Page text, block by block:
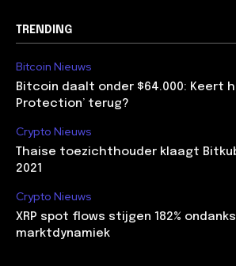
TRENDING
Bitcoin Nieuws
Bitcoin daalt onder $64.000: Keert
Protection’ terug?
Crypto Nieuws
Thaise toezichthouder klaagt
2021
Crypto Nieuws
XRP spot flows stijgen 182%
marktdynamiek